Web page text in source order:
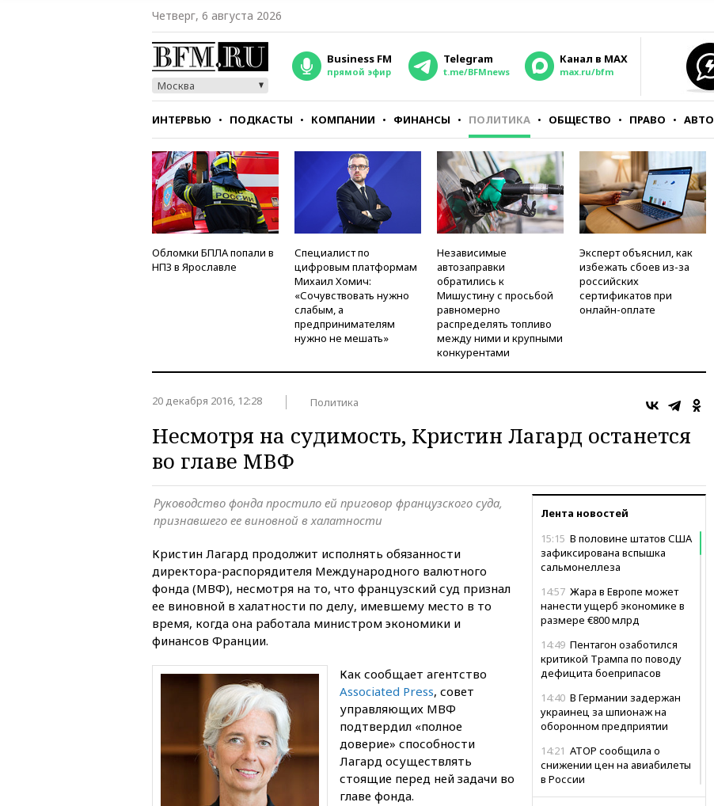
Четверг, 6 августа 2026
Москва
Business FM
прямой эфир
Telegram
t.me/BFMnews
Канал в MAX
max.ru/bfm
ИНТЕРВЬЮ ПОДКАСТЫ КОМПАНИИ ФИНАНСЫ ПОЛИТИКА ОБЩЕСТВО ПРАВО АВТО
СТИЛЬ ТЕСТЫ
Обломки БПЛА попали в
НПЗ в Ярославле
Специалист по
цифровым платформам
Михаил Хомич:
«Сочувствовать нужно
слабым, а
предпринимателям
нужно не мешать»
Независимые
автозаправки
обратились к
Мишустину с просьбой
равномерно
распределять топливо
между ними и крупными
конкурентами
Эксперт объяснил, как
избежать сбоев из-за
российских
сертификатов при
онлайн-оплате
20 декабря 2016, 12:28 Политика
Несмотря на судимость, Кристин Лагард останется
во главе МВФ
Лента новостей
15:15 В половине штатов США
зафиксирована вспышка
сальмонеллеза
14:57 Жара в Европе может
нанести ущерб экономике в
размере €800 млрд
14:49 Пентагон озаботился
критикой Трампа по поводу
дефицита боеприпасов
14:40 В Германии задержан
украинец за шпионаж на
оборонном предприятии
14:21 АТОР сообщила о
снижении цен на авиабилеты
в России
Руководство фонда простило ей приговор французского суда,
признавшего ее виновной в халатности
Кристин Лагард продолжит исполнять обязанности
директора-распорядителя Международного валютного
фонда (МВФ), несмотря на то, что французский суд признал
ее виновной в халатности по делу, имевшему место в то
время, когда она работала министром экономики и
финансов Франции.
Как сообщает агентство
Associated Press, совет
управляющих МВФ
подтвердил «полное
доверие» способности
Лагард осуществлять
стоящие перед ней задачи во
главе фонда.